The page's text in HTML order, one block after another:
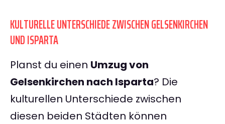
KULTURELLE UNTERSCHIEDE ZWISCHEN GELSENKIRCHEN
UND ISPARTA
Planst du einen Umzug von
Gelsenkirchen nach Isparta? Die
kulturellen Unterschiede zwischen
diesen beiden Städten können